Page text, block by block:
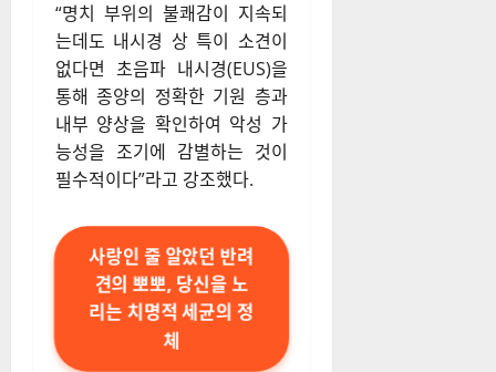
“명치 부위의 불쾌감이 지속되
는데도 내시경 상 특이 소견이
없다면 초음파 내시경(EUS)을
통해 종양의 정확한 기원 층과
내부 양상을 확인하여 악성 가
능성을 조기에 감별하는 것이
필수적이다”라고 강조했다.
사랑인 줄 알았던 반려
견의 뽀뽀, 당신을 노
리는 치명적 세균의 정
체